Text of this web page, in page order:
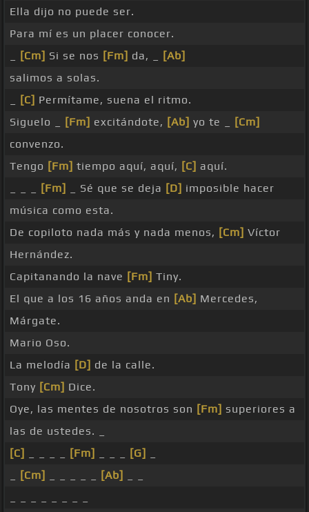
Ella dijo no puede ser.
Para mí es un placer conocer.
[Cm] Si se nos [Fm] da, _
[Ab]
salimos a solas.
[C] Permítame, suena el ritmo.
Siguelo _
[Fm] excitándote, [Ab] yo te _
[Cm]
convenzo.
Tengo [Fm] tiempo aquí, aquí, [C] aquí.
[Fm] _ Sé que se deja [D] imposible hacer
música como esta.
De copiloto nada más y nada menos, [Cm] Víctor
Hernández.
Capitanando la nave [Fm] Tiny.
El que a los 16 años anda en [Ab] Mercedes,
Márgate.
Mario Oso.
La melodía [D] de la calle.
Tony [Cm] Dice.
Oye, las mentes de nosotros son [Fm] superiores a
las de ustedes. _
[C]
[Fm] [G]
[Cm] [Ab]